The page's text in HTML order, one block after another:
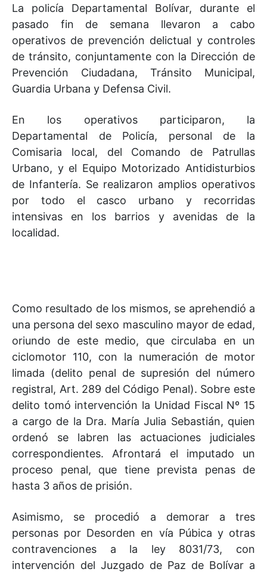
La policía Departamental Bolívar, durante el
pasado fin de semana llevaron a cabo
operativos de prevención delictual y controles
de tránsito, conjuntamente con la Dirección de
Prevención Ciudadana, Tránsito Municipal,
Guardia Urbana y Defensa Civil.
En los operativos participaron, la
Departamental de Policía, personal de la
Comisaria local, del Comando de Patrullas
Urbano, y el Equipo Motorizado Antidisturbios
de Infantería. Se realizaron amplios operativos
por todo el casco urbano y recorridas
intensivas en los barrios y avenidas de la
localidad.
Como resultado de los mismos, se aprehendió a
una persona del sexo masculino mayor de edad,
oriundo de este medio, que circulaba en un
ciclomotor 110, con la numeración de motor
limada (delito penal de supresión del número
registral, Art. 289 del Código Penal). Sobre este
delito tomó intervención la Unidad Fiscal Nº 15
a cargo de la Dra. María Julia Sebastián, quien
ordenó se labren las actuaciones judiciales
correspondientes. Afrontará el imputado un
proceso penal, que tiene prevista penas de
hasta 3 años de prisión.
Asimismo, se procedió a demorar a tres
personas por Desorden en vía Púbica y otras
contravenciones a la ley 8031/73, con
intervención del Juzgado de Paz de Bolívar a